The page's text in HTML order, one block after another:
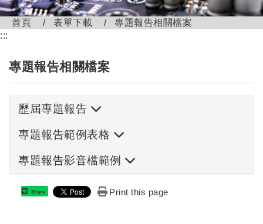
首頁 表單下載
專題報告相關檔案
:::
專題報告相關檔案
歷屆專題報告
專題報告範例表格
專題報告影音檔範例
Share Print this page